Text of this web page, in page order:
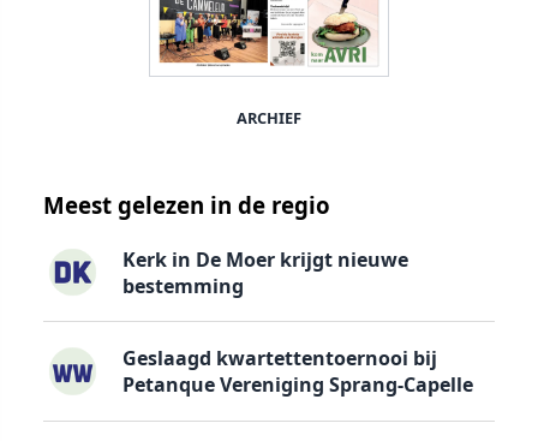
ARCHIEF
Meest gelezen in de regio
Kerk in De Moer krijgt nieuwe
bestemming
Geslaagd kwartettentoernooi bij
Petanque Vereniging Sprang-Capelle